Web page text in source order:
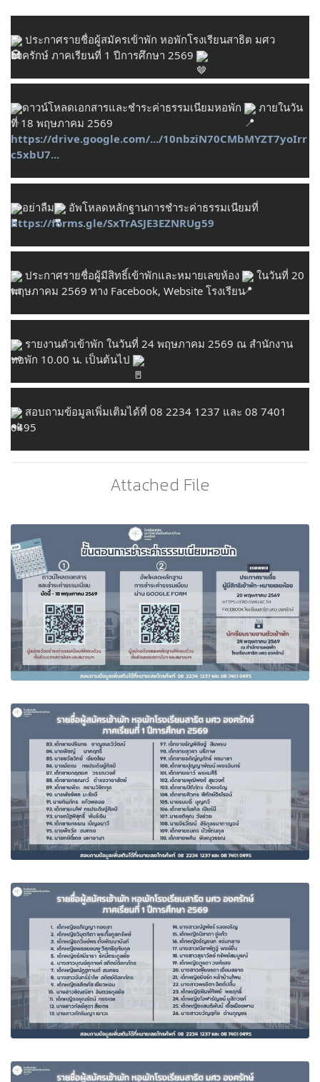
ประกาศรายชื่อผู้สมัครเข้าพัก หอพักโรงเรียนสาธิต มศว
องครักษ์ ภาคเรียนที่ 1 ปีการศึกษา 2569
ดาวน์โหลดเอกสารและชำระค่าธรรมเนียมหอพัก
ภายในวัน
https://drive.google.com/.../10nbziN70CMbMYZT7yoIrr
c5xbU7...
อย่าลืม
https://forms.gle/SxTrASJE3EZNRUg59
ประกาศรายชื่อผู้มีสิทธิ์เข้าพักและหมายเลขห้อง
ในวันที่ 20
พฤษภาคม 2569 ทาง Facebook, Website โรงเรียน
รายงานตัวเข้าพัก ในวันที่ 24 พฤษภาคม 2569 ณ สำนักงาน
หอพัก 10.00 น. เป็นต้นไป
สอบถามข้อมูลเพิ่มเติมได้ที่ 08 2234 1237 และ 08 7401
0495
Attached File